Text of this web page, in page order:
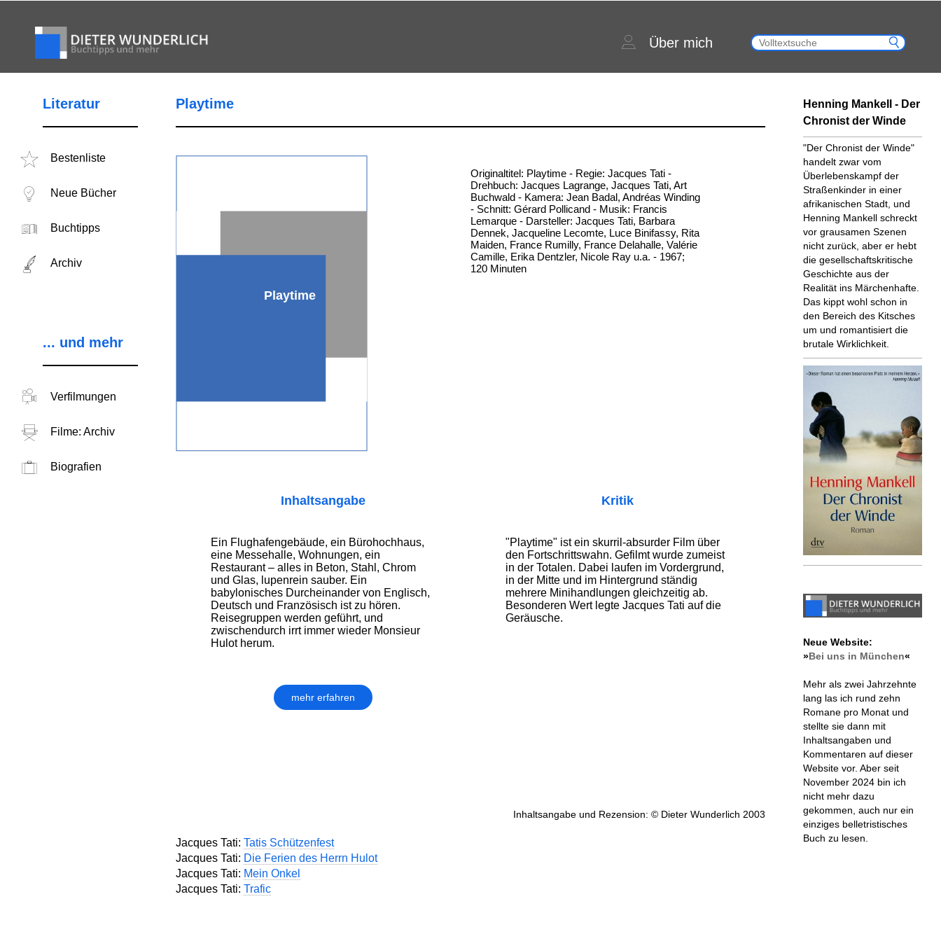
Über mich
Literatur
Bestenliste
Neue Bücher
Buchtipps
Archiv
... und mehr
Verfilmungen
Filme: Archiv
Biografien
Playtime
Playtime
Originaltitel: Playtime - Regie: Jacques Tati -
Drehbuch: Jacques Lagrange, Jacques Tati, Art
Buchwald - Kamera: Jean Badal, Andréas Winding
- Schnitt: Gérard Pollicand - Musik: Francis
Lemarque - Darsteller: Jacques Tati, Barbara
Dennek, Jacqueline Lecomte, Luce Binifassy, Rita
Maiden, France Rumilly, France Delahalle, Valérie
Camille, Erika Dentzler, Nicole Ray u.a. - 1967;
120 Minuten
Inhaltsangabe
Ein Flughafengebäude, ein Bürohochhaus,
eine Messehalle, Wohnungen, ein
Restaurant – alles in Beton, Stahl, Chrom
und Glas, lupenrein sauber. Ein
babylonisches Durcheinander von Englisch,
Deutsch und Französisch ist zu hören.
Reisegruppen werden geführt, und
zwischendurch irrt immer wieder Monsieur
Hulot herum.
mehr erfahren
Kritik
"Playtime" ist ein skurril-absurder Film über
den Fortschrittswahn. Gefilmt wurde zumeist
in der Totalen. Dabei laufen im Vordergrund,
in der Mitte und im Hintergrund ständig
mehrere Minihandlungen gleichzeitig ab.
Besonderen Wert legte Jacques Tati auf die
Geräusche.
Inhaltsangabe und Rezension: © Dieter Wunderlich 2003
Jacques Tati: Tatis Schützenfest
Jacques Tati: Die Ferien des Herrn Hulot
Jacques Tati: Mein Onkel
Jacques Tati: Trafic
Henning Mankell - Der
Chronist der Winde
"Der Chronist der Winde"
handelt zwar vom
Überlebenskampf der
Straßenkinder in einer
afrikanischen Stadt, und
Henning Mankell schreckt
vor grausamen Szenen
nicht zurück, aber er hebt
die gesellschaftskritische
Geschichte aus der
Realität ins Märchenhafte.
Das kippt wohl schon in
den Bereich des Kitsches
um und romantisiert die
brutale Wirklichkeit.
Neue Website:
»Bei uns in München«
Mehr als zwei Jahrzehnte
lang las ich rund zehn
Romane pro Monat und
stellte sie dann mit
Inhaltsangaben und
Kommentaren auf dieser
Website vor. Aber seit
November 2024 bin ich
nicht mehr dazu
gekommen, auch nur ein
einziges belletristisches
Buch zu lesen.